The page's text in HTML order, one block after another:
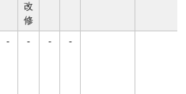
改
修
- - - -